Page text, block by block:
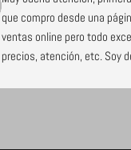
que compro desde una
ventas online pero todo
precios, atención, etc. Soy